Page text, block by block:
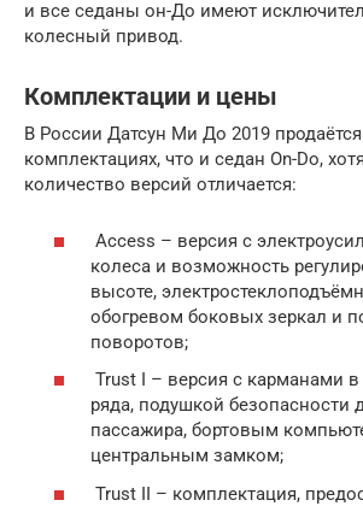
и все седаны он-До имеют
колесный привод.
Комплектации и цены
В России Датсун Ми До 2019
комплектациях, что и седан On-Do,
количество версий отличается:
Access – версия с
колеса и возможность
высоте,
обогревом боковых зеркал и
поворотов;
Trust I – версия с карманами в
ряда, подушкой безопасности
пассажира, бортовым
центральным замком;
Trust II – комплектация,